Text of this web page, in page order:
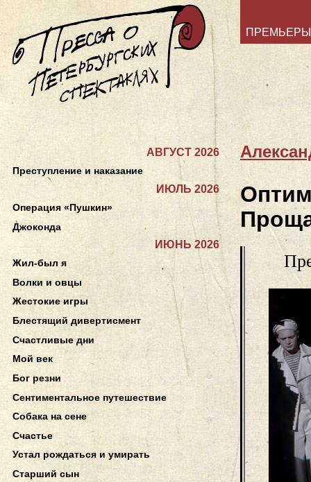
ПРЕМЬЕРЫ
АВГУСТ 2026
Преступление и наказание
ИЮЛЬ 2026
Операция «Пушкин»
Джоконда
ИЮНЬ 2026
Жил-был я
Волки и овцы
Жестокие игры
Блестящий дивертисмент
Счастливые дни
Мой век
Бог резни
Сентиментальное путешествие
Собака на сене
Счастье
Устал рождаться и умирать
Старший сын